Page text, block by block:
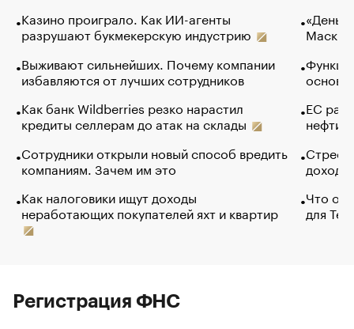
Казино проиграло. Как ИИ-агенты
разрушают букмекерскую индустрию
Выживают сильнейших. Почему компании
избавляются от лучших сотрудников
Как банк Wildberries резко нарастил
кредиты селлерам до атак на склады
Сотрудники открыли новый способ вредить
компаниям. Зачем им это
Как налоговики ищут доходы
неработающих покупателей яхт и квартир
Маск в
основ
ЕС
нефти
Что
для
Регистрация ФНС